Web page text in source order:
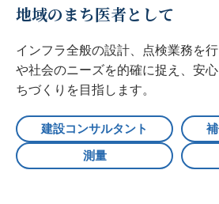
地域のまち医者として
インフラ全般の設計、点検業務を
や社会のニーズを的確に捉え、安
ちづくりを目指します。
建設コンサルタント
測量